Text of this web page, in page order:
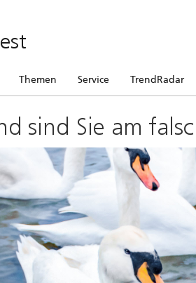
Themen Service TrendRadar
sind Sie am